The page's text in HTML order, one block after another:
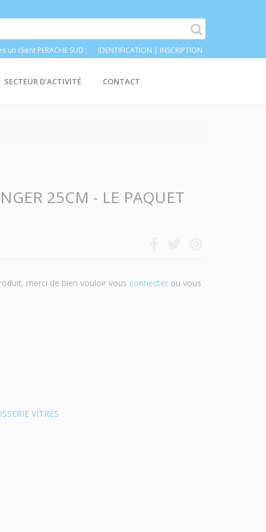
un client PERACHE SUD : IDENTIFICATION | INSCRIPTION
SECTEUR D'ACTIVITÉ CONTACT
25CM - LE PAQUET
merci de bien vouloir vous connecter ou vous
VITRES